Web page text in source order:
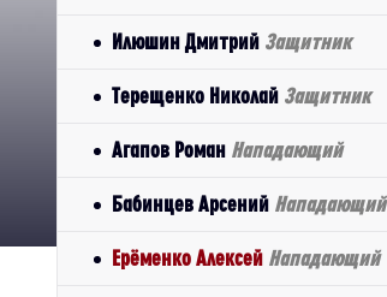
Илюшин Дмитрий Защитник
Терещенко Николай Защитник
Агапов Роман Нападающий
Бабинцев Арсений Нападающий
Ерёменко Алексей Нападающий